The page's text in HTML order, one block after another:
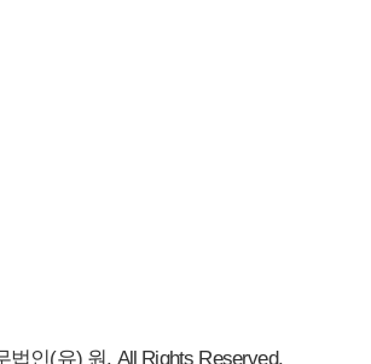
법인(유) 원. All Rights Reserved.